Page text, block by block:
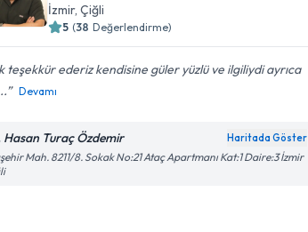
İzmir, Çiğli
5 (38 Değerlendirme)
teşekkür ederiz kendisine güler yüzlü ve ilgiliydi ayrıca
Devamı
Hasan Turaç Özdemir Haritada Göster
Mah. 8211/8. Sokak No:21 Ataç Apartmanı Kat:1 Daire:3 İzmir